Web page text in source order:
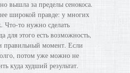
вышла за пределы сенокоса.
широкой правде: у многих
Что-то нужно сделать
для этого есть возможность,
правильный момент. Если
потом уже можно не
куда худший результат.